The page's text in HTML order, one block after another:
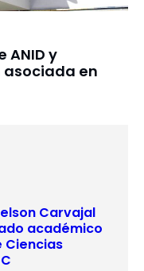
ANID y
en
Carvajal
académico
Ciencias